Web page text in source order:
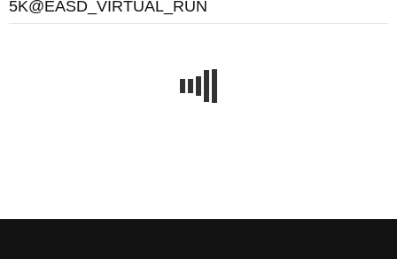
5K@EASD_VIRTUAL_RUN